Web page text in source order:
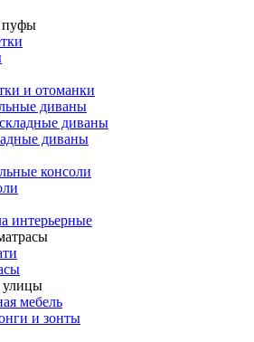
пуфы
и отоманки
диваны
диваны
диваны
консоли
интерьерные
улицы
мебель
и зонты